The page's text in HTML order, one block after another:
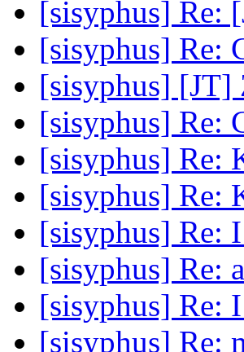
[sisyphus] Re:
[sisyphus] Re:
[sisyphus] [JT]
[sisyphus] Re:
[sisyphus] Re:
[sisyphus] Re:
[sisyphus] Re:
[sisyphus] Re:
[sisyphus] Re:
[sisyphus] Re: